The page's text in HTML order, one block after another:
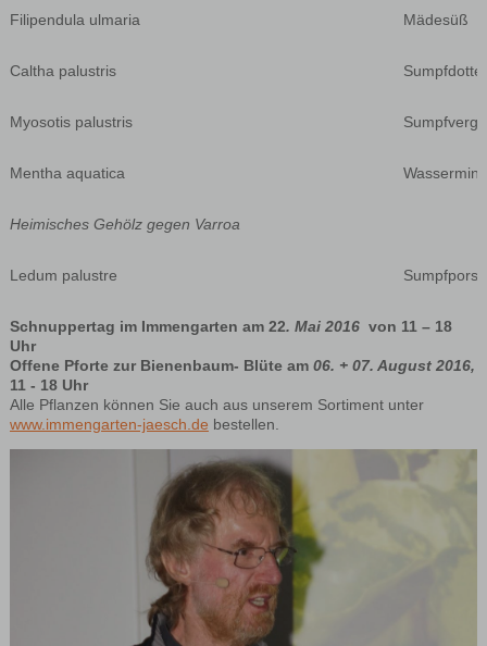
Filipendula ulmaria Mädesüß
Caltha palustris
Myosotis palustris
Mentha aquatica
Heimisches Gehölz gegen Varroa
Ledum palustre Sumpfporst
Schnuppertag im Immengarten am 22. Mai 2016von 11 – 18
Uhr
Offene Pforte zur Bienenbaum- Blüte am 06. + 07. August 2016,
11 - 18 Uhr
Alle Pflanzen können Sie auch aus unserem Sortiment unter
www.immengarten-jaesch.de bestellen.